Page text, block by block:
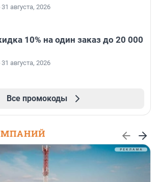
августа, 2026
10% на один заказ до 20 000
августа, 2026
Все промокоды